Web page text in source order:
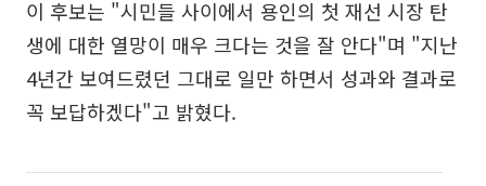
이 후보는 "시민들 사이에서 용인의 첫 재선 시장 탄
생에 대한 열망이 매우 크다는 것을 잘 안다"며 "지난
4년간 보여드렸던 그대로 일만 하면서 성과와 결과로
꼭 보답하겠다"고 밝혔다.